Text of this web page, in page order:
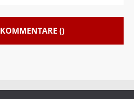
KOMMENTARE ()